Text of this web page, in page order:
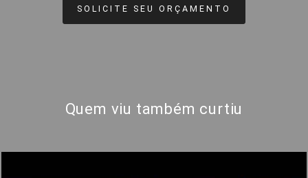
SOLICITE SEU ORÇAMENTO
Quem viu também curtiu